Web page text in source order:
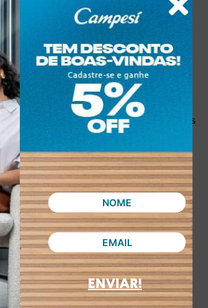
ENVIAR!
interna com zíper
que não abrem mão do
essa bolsa tiracolo se adapta
estilo de vida. Seja para encarar a
trabalho ou para desfrutar de um
de lazer no fim de semana,
cm
garante a ergonomia ideal e total
O tom neutro e o sutil detalhe das
uma estética atemporal,
infinitas com jeans, alfaiataria ou
de transformar seus looks diários com
utilidade e bom gosto em um só lugar.
de qualidade da marca Dakota ao
visual mais polido, esta bolsa
inteligente que faltava no seu
agora mesmo e sinta a experiência de
e elegante para qualquer ocasião.
dia, lazer